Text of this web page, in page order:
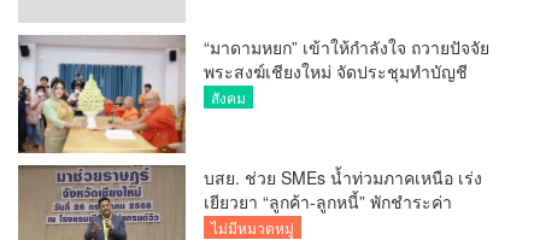
“มาดามหยก” เข้าให้กำลังใจ ถวายปัจจัย
พระสงฆ์เชียงใหม่ จัดประชุมทำบัญชี
รายรับรายจ่ายของวัด กว่า 300 รูป ที่วัด
สังคม
บสย. ช่วย SMEs น้ำท่วมภาคเหนือ เร่ง
เยียวยา “ลูกค้า-ลูกหนี้” พักชำระค่า
ธรรมเนียม-ค่างวด
ไม่มีหมวดหมู่